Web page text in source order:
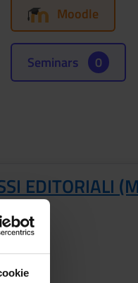
Moodle
Seminars 0
EDITORIALI
Period
2 A, 2 B